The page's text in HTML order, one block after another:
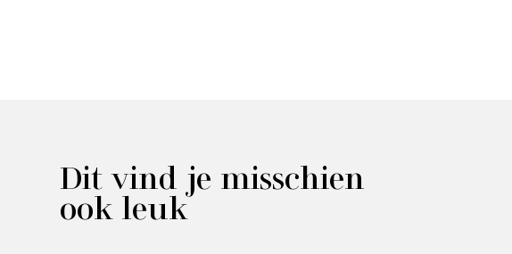
Dit vind je misschien
ook leuk